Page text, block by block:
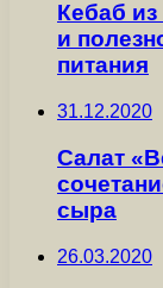
Кебаб
и
питания
31.12.2020
Салат
сыра
26.03.2020